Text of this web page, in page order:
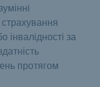
інвалідності за
протягом